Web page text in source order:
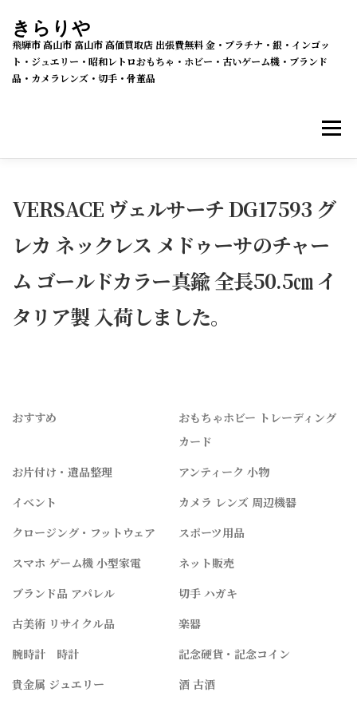
ン
ス
きらりや
飛騨市 高山市 富山市 高価買取店 出張費無料 金・プラチナ・銀・インゴッ
ト・ジュエリー・昭和レトロおもちゃ・ホビー・古いゲーム機・ブランド
品・カメラレンズ・切手・骨董品
メニ
メルカリSHOPS 公式ラクマ店 ヤフー2号店
買取の流れ 会社概要
VERSACE ヴェルサーチ DG17593 グ
レカ ネックレス メドゥーサのチャー
ム ゴールドカラー真鍮 全長50.5㎝ イ
タリア製 入荷しました。
おすすめ
おもちゃホビー トレーディング
カード
お片付け・遺品整理
アンティーク 小物
イベント
カメラ レンズ 周辺機器
クロージング・フットウェア
スポーツ用品
スマホ ゲーム機 小型家電
ネット販売
ブランド品 アパレル
切手 ハガキ
古美術 リサイクル品
楽器
腕時計 時計
記念硬貨・記念コイン
貴金属 ジュエリー
酒 古酒